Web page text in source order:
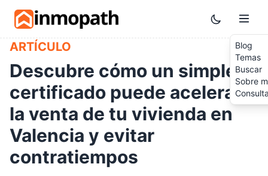
Skip to main content
Toggle
Blog
Temas
Buscar
Sobre
ARTÍCULO
Descubre cómo un simple
certificado puede acelerar
la venta de tu vivienda en
Valencia y evitar
contratiempos